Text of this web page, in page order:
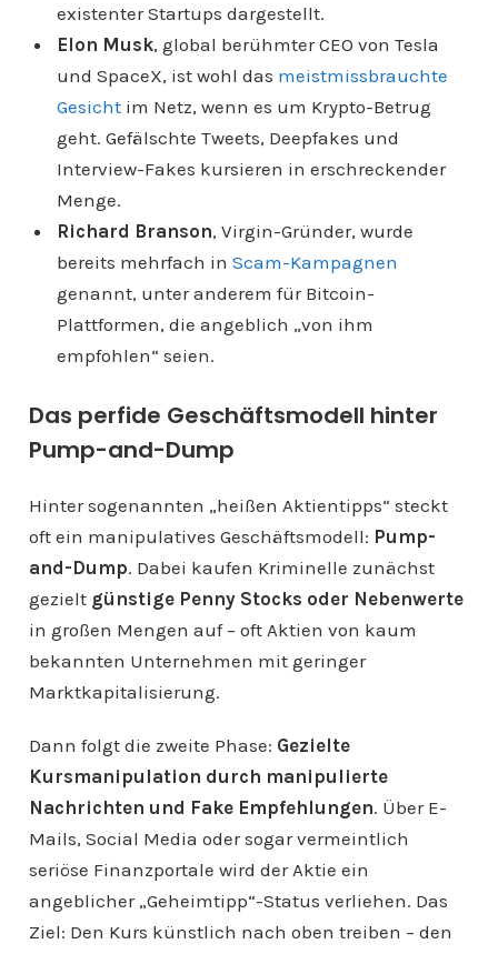
existenter Startups dargestellt.
Elon Musk, global berühmter CEO von Tesla
und SpaceX, ist wohl das meistmissbrauchte
Gesichtim Netz, wenn es um Krypto-Betrug
geht. Gefälschte Tweets, Deepfakes und
Interview-Fakes kursieren in erschreckender
Menge.
Richard Branson, Virgin-Gründer, wurde
bereits mehrfach in Scam-Kampagnen
genannt, unter anderem für Bitcoin-
Plattformen, die angeblich „von ihm
empfohlen“ seien.
Das perfide Geschäftsmodell hinter
Pump-and-Dump
Hinter sogenannten „heißen Aktientipps“ steckt
oft ein manipulatives Geschäftsmodell: Pump-
and-Dump. Dabei kaufen Kriminelle zunächst
gezielt günstige Penny Stocks oder Nebenwerte
in großen Mengen auf – oft Aktien von kaum
bekannten Unternehmen mit geringer
Marktkapitalisierung.
Dann folgt die zweite Phase: Gezielte
Kursmanipulation durch manipulierte
Nachrichten und Fake Empfehlungen. Über E-
Mails, Social Media oder sogar vermeintlich
seriöse Finanzportale wird der Aktie ein
angeblicher „Geheimtipp“-Status verliehen. Das
Ziel: Den Kurs künstlich nach oben treiben – den